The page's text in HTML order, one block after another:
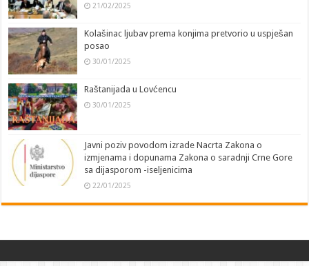
21/02/2025
Kolašinac ljubav prema konjima pretvorio u uspješan
posao
30/01/2025
Raštanijada u Lovćencu
30/01/2025
Javni poziv povodom izrade Nacrta Zakona o
izmjenama i dopunama Zakona o saradnji Crne Gore
sa dijasporom -iseljenicima
22/01/2025